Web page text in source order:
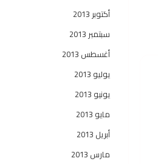
أكتوبر 2013
سبتمبر 2013
أغسطس 2013
يوليو 2013
يونيو 2013
مايو 2013
أبريل 2013
مارس 2013